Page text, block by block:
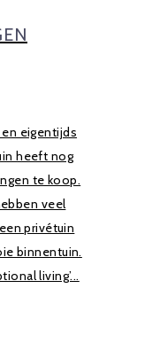
eigentijds
heeft nog
te koop.
veel
privétuin
binnentuin.
living’...